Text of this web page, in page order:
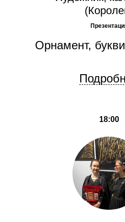
Орнамент,
18:00